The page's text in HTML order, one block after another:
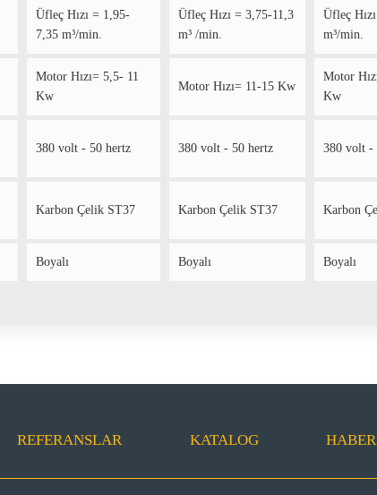
Üfleç Hızı = 1,95-
7,35 m³/min.
Üfleç Hızı = 3,75-11,3
m³ /min.
Üfleç
m³/min.
Motor Hızı= 5,5- 11
Kw
Motor Hızı= 11-15 Kw
Motor
Kw
380 volt - 50 hertz 380 volt - 50 hertz 380 volt -
Karbon Çelik ST37 Karbon Çelik ST37 Karbon
Boyalı Boyalı Boyalı
REFERANSLAR KATALOG